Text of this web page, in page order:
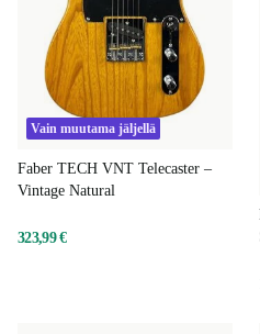
Vain muutama jäljellä
Faber TECH VNT Telecaster –
Vintage Natural
323,99 €